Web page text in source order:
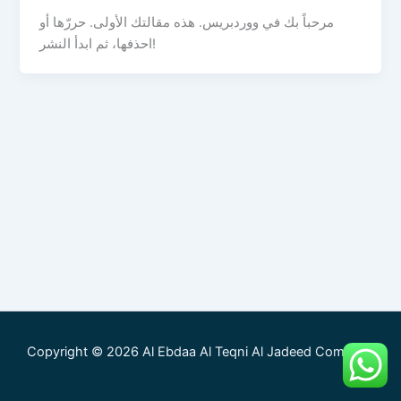
مرحباً بك في ووردبريس. هذه مقالتك الأولى. حررّها أو
احذفها، ثم ابدأ النشر!
Copyright © 2026 Al Ebdaa Al Teqni Al Jadeed Company